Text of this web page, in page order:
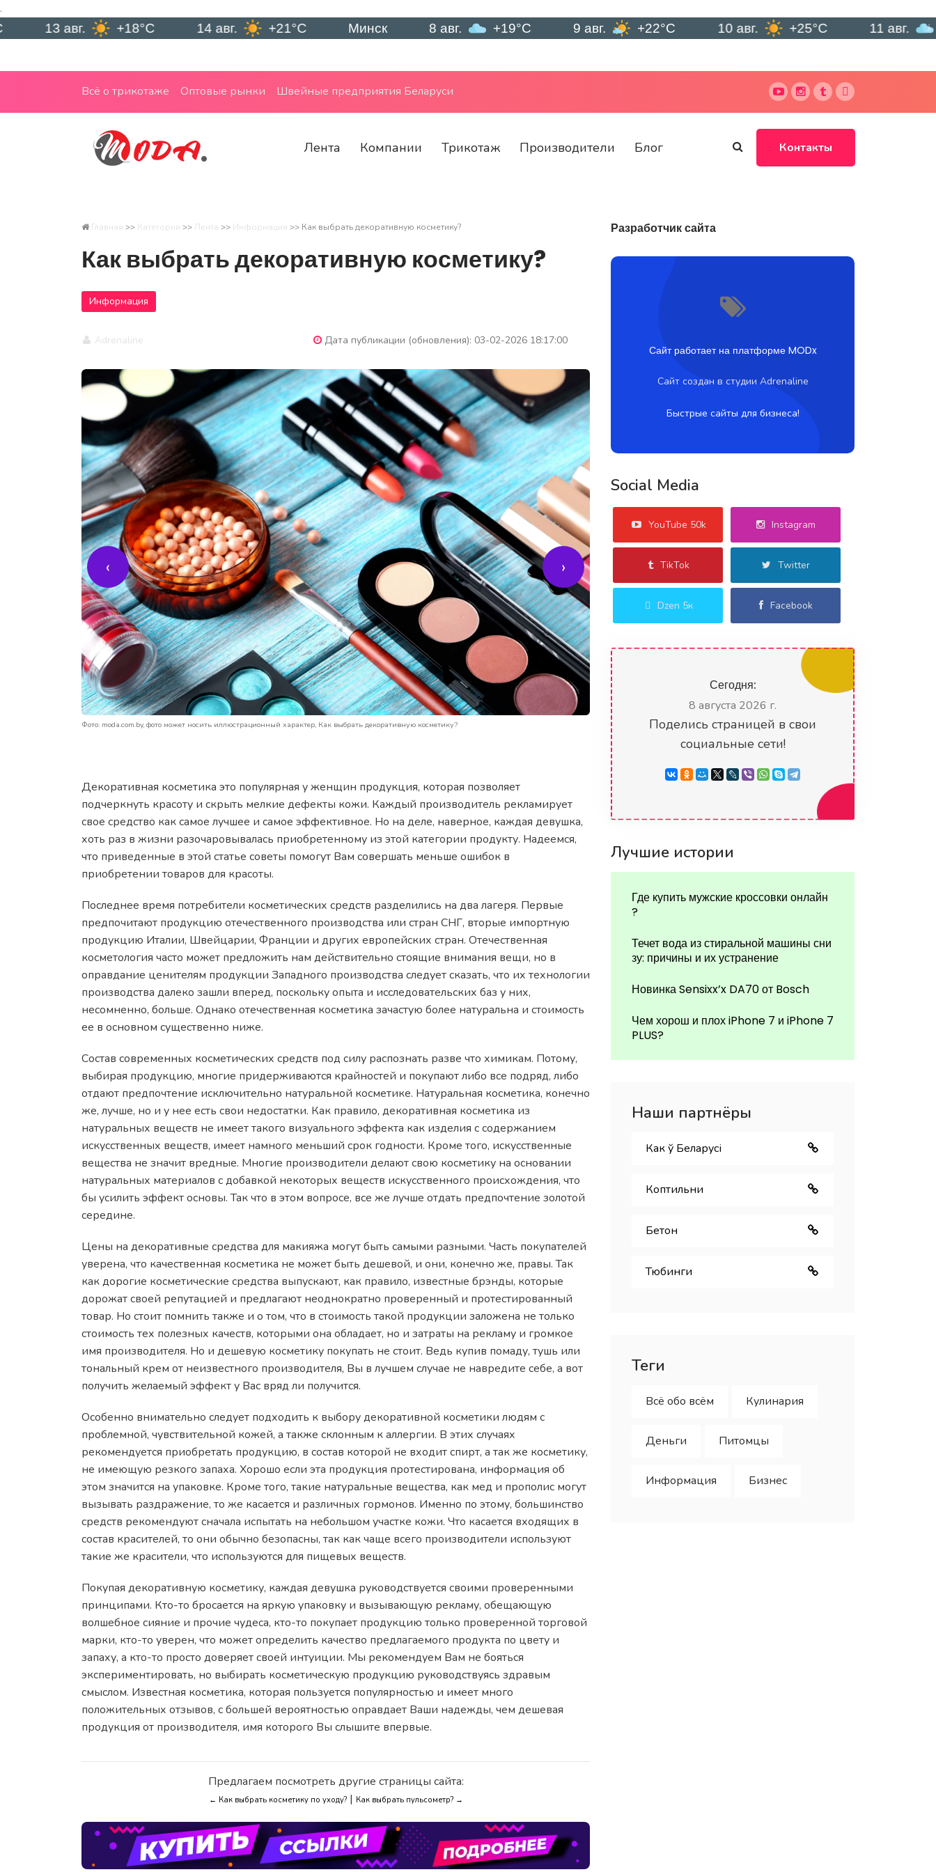
.
авг. +18°C 14 авг. +21°C Минск 8 авг. +19°C 9 авг. +22°C 10 авг. +25°C 11 авг. +21°C
Всё о трикотаже Оптовые рынки Швейные предприятия Беларуси
Лента Компании Трикотаж Производители Блог Контакты
Главная >> Категории >> Лента >> Информация >> Как выбрать декоративную косметику?
Как выбрать декоративную косметику?
Информация
Adrenaline Дата публикации (обновления): 03-02-2026 18:17:00
Фото: moda.com.by, фото может носить иллюстрационный характер, Как выбрать декоративную косметику?
‹ ›
Декоративная косметика это популярная у женщин продукция, которая позволяет
подчеркнуть красоту и скрыть мелкие дефекты кожи. Каждый производитель рекламирует
свое средство как самое лучшее и самое эффективное. Но на деле, наверное, каждая девушка,
хоть раз в жизни разочаровывалась приобретенному из этой категории продукту. Надеемся,
что приведенные в этой статье советы помогут Вам совершать меньше ошибок в
приобретении товаров для красоты.
Последнее время потребители косметических средств разделились на два лагеря. Первые
предпочитают продукцию отечественного производства или стран СНГ, вторые импортную
продукцию Италии, Швейцарии, Франции и других европейских стран. Отечественная
косметология часто может предложить нам действительно стоящие внимания вещи, но в
оправдание ценителям продукции Западного производства следует сказать, что их технологии
производства далеко зашли вперед, поскольку опыта и исследовательских баз у них,
несомненно, больше. Однако отечественная косметика зачастую более натуральна и стоимость
ее в основном существенно ниже.
Состав современных косметических средств под силу распознать разве что химикам. Потому,
выбирая продукцию, многие придерживаются крайностей и покупают либо все подряд, либо
отдают предпочтение исключительно натуральной косметике. Натуральная косметика, конечно
же, лучше, но и у нее есть свои недостатки. Как правило, декоративная косметика из
натуральных веществ не имеет такого визуального эффекта как изделия с содержанием
искусственных веществ, имеет намного меньший срок годности. Кроме того, искусственные
вещества не значит вредные. Многие производители делают свою косметику на основании
натуральных материалов с добавкой некоторых веществ искусственного происхождения, что
бы усилить эффект основы. Так что в этом вопросе, все же лучше отдать предпочтение золотой
середине.
Цены на декоративные средства для макияжа могут быть самыми разными. Часть покупателей
уверена, что качественная косметика не может быть дешевой, и они, конечно же, правы. Так
как дорогие косметические средства выпускают, как правило, известные брэнды, которые
дорожат своей репутацией и предлагают неоднократно проверенный и протестированный
товар. Но стоит помнить также и о том, что в стоимость такой продукции заложена не только
стоимость тех полезных качеств, которыми она обладает, но и затраты на рекламу и громкое
имя производителя. Но и дешевую косметику покупать не стоит. Ведь купив помаду, тушь или
тональный крем от неизвестного производителя, Вы в лучшем случае не навредите себе, а вот
получить желаемый эффект у Вас вряд ли получится.
Особенно внимательно следует подходить к выбору декоративной косметики людям с
проблемной, чувствительной кожей, а также склонным к аллергии. В этих случаях
рекомендуется приобретать продукцию, в состав которой не входит спирт, а так же косметику,
не имеющую резкого запаха. Хорошо если эта продукция протестирована, информация об
этом значится на упаковке. Кроме того, такие натуральные вещества, как мед и прополис могут
вызывать раздражение, то же касается и различных гормонов. Именно по этому, большинство
средств рекомендуют сначала испытать на небольшом участке кожи. Что касается входящих в
состав красителей, то они обычно безопасны, так как чаще всего производители используют
такие же красители, что используются для пищевых веществ.
Покупая декоративную косметику, каждая девушка руководствуется своими проверенными
принципами. Кто-то бросается на яркую упаковку и вызывающую рекламу, обещающую
волшебное сияние и прочие чудеса, кто-то покупает продукцию только проверенной торговой
марки, кто-то уверен, что может определить качество предлагаемого продукта по цвету и
запаху, а кто-то просто доверяет своей интуиции. Мы рекомендуем Вам не бояться
экспериментировать, но выбирать косметическую продукцию руководствуясь здравым
смыслом. Известная косметика, которая пользуется популярностью и имеет много
положительных отзывов, с большей вероятностью оправдает Ваши надежды, чем дешевая
продукция от производителя, имя которого Вы слышите впервые.
Предлагаем посмотреть другие страницы сайта:
← Как выбрать косметику по уходу?| Как выбрать пульсометр? →
Разработчик сайта
Сайт работает на платформе MODx
Сайт создан в студии Adrenaline
Быстрые сайты для бизнеса!
Social Media
YouTube 50k Instagram
TikTok Twitter
Dzen 5к Facebook
Сегодня:
8 августа 2026 г.
Поделись страницей в свои
социальные сети!
Лучшие истории
Где купить мужские кроссовки онлайн
?
Течет вода из стиральной машины сни
зу: причины и их устранение
Новинка Sensixx’x DA70 от Bosch
Чем хорош и плох iPhone 7 и iPhone 7
PLUS?
Наши партнёры
Как ў Беларуcі
Коптильни
Бетон
Тюбинги
Теги
Всё обо всём Кулинария
Деньги Питомцы
Информация Бизнес